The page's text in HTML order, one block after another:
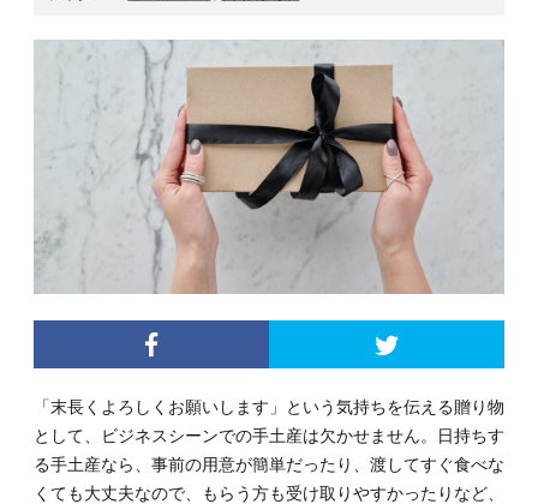
「末長くよろしくお願いします」という気持ちを伝える贈り物
として、ビジネスシーンでの手土産は欠かせません。日持ちす
る手土産なら、事前の用意が簡単だったり、渡してすぐ食べな
くても大丈夫なので、もらう方も受け取りやすかったりなど、